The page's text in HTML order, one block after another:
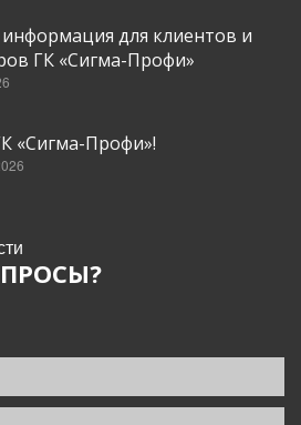
для клиентов и
ГК «Сигма-Профи»
«Сигма-Профи»!